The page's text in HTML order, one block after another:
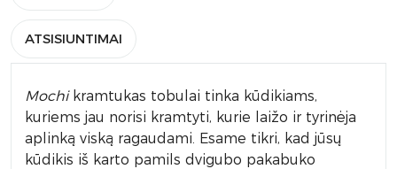
ATSISIUNTIMAI
Mochikramtukas tobulai tinka kūdikiams,
kuriems jau norisi kramtyti, kurie laižo ir tyrinėja
aplinką viską ragaudami. Esame tikri, kad jūsų
kūdikis iš karto pamils dvigubo pakabuko